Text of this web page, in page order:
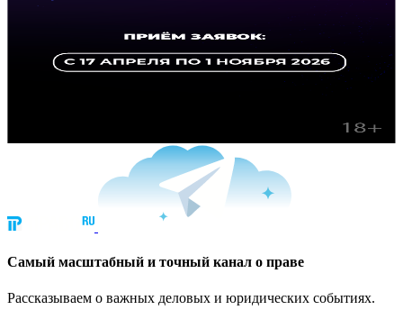
Cамый масштабный и точный канал о праве
Рассказываем о важных деловых и юридических событиях.